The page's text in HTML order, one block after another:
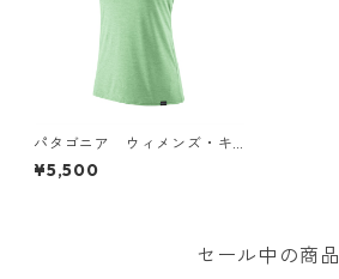
パタゴニア ウィメンズ・キ
ャプリーン・クール・デイリ
ー・タンク (カラー Rinsed
op 日本正規品 製品番号 452
¥5,500
セール中の商品